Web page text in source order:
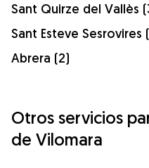
Sant Quirze del Vallès
Sant Esteve Sesrovires
Abrera (2)
Otros servicios
de Vilomara